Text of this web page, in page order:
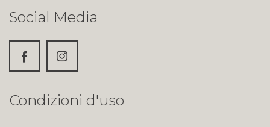
Social Media
Condizioni d'uso